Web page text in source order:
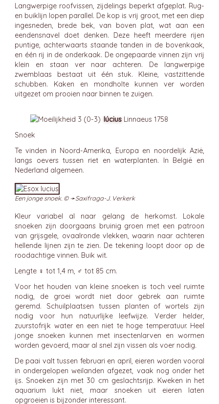
Langwerpige roofvissen, zijdelings beperkt afgeplat. Rug-
en buiklijn lopen parallel. De kop is vrij groot, met een diep
ingesneden, brede bek, van boven plat, wat aan een
eendensnavel doet denken. Deze heeft meerdere rijen
puntige, achterwaarts staande tanden in de bovenkaak,
en één rij in de onderkaak. De ongepaarde vinnen zijn vrij
klein en staan ver naar achteren. De langwerpige
zwemblaas bestaat uit één stuk. Kleine, vastzittende
schubben. Kaken en mondholte kunnen ver worden
uitgezet om prooien naar binnen te zuigen.
lúcius Linnaeus 1758
Snoek
Te vinden in Noord-Amerika, Europa en noordelijk Azië,
langs oevers tussen riet en waterplanten. In België en
Nederland algemeen.
Een jonge snoek. © ➛Saxifraga-J. Verkerk
Kleur variabel al naar gelang de herkomst. Lokale
snoeken zijn doorgaans bruinig groen met een patroon
van grijsgele, ovaalronde vlekken, waarin naar achteren
hellende lijnen zijn te zien. De tekening loopt door op de
roodachtige vinnen. Buik wit.
Lengte ♀ tot 1,4 m, ♂ tot 85 cm.
Voor het houden van kleine snoeken is toch veel ruimte
nodig, de groei wordt niet door gebrek aan ruimte
geremd. Schuilplaatsen tussen planten of wortels zijn
nodig voor hun natuurlijke leefwijze. Verder helder,
zuurstofrijk water en een niet te hoge temperatuur. Heel
jonge snoeken kunnen met insectenlarven en wormen
worden gevoerd, maar al snel zijn vissen als voer nodig.
De paai valt tussen februari en april, eieren worden vooral
in ondergelopen weilanden afgezet, vaak nog onder het
ijs. Snoeken zijn met 30 cm geslachtsrijp. Kweken in het
aquarium lukt niet, maar snoeken uit eieren laten
opgroeien is bijzonder interessant.